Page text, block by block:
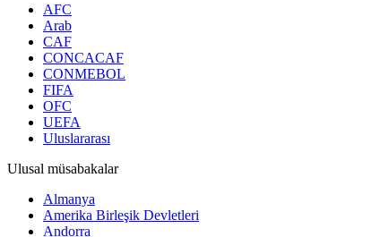
AFC
Arab
CAF
CONCACAF
CONMEBOL
FIFA
OFC
UEFA
Uluslararası
Ulusal müsabakalar
Almanya
Amerika Birleşik Devletleri
Andorra